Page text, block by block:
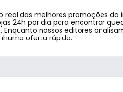
das melhores promoções da
24h por dia para encontrar
nossos editores
oferta rápida.